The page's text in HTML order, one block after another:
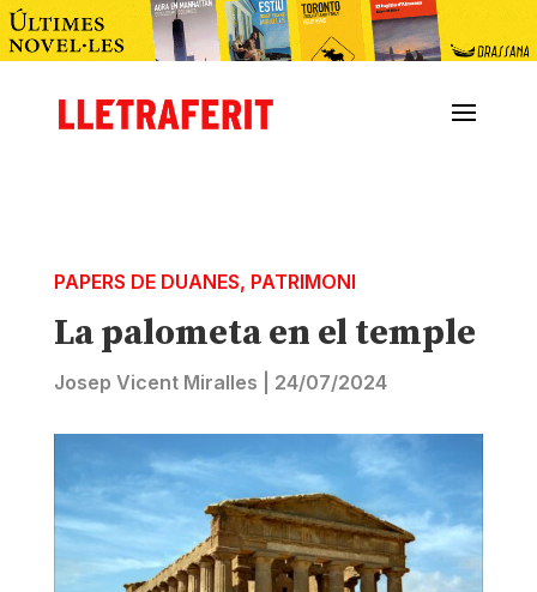
PAPERS DE DUANES, PATRIMONI
La palometa en el temple
Josep Vicent Miralles 24/07/2024